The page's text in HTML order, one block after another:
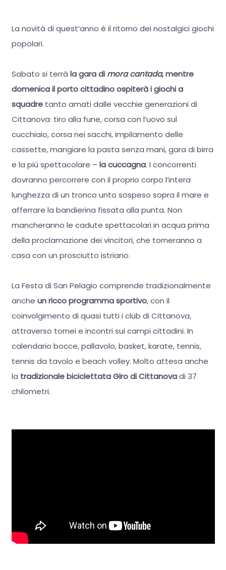
La novità di quest’anno è il ritorno dei nostalgici giochi
popolari.
Sabato si terrà la gara di mora cantada, mentre
domenica il porto cittadino ospiterà i giochi a
squadretanto amati dalle vecchie generazioni di
Cittanova: tiro alla fune, corsa con l’uovo sul
cucchiaio, corsa nei sacchi, impilamento delle
cassette, mangiare la pasta senza mani, gara di birra
e la più spettacolare – la cuccagna. I concorrenti
dovranno percorrere con il proprio corpo l’intera
lunghezza di un tronco unto sospeso sopra il mare e
afferrare la bandierina fissata alla punta. Non
mancheranno le cadute spettacolari in acqua prima
della proclamazione dei vincitori, che torneranno a
casa con un prosciutto istriano.
La Festa di San Pelagio comprende tradizionalmente
anche un ricco programma sportivo, con il
coinvolgimento di quasi tutti i club di Cittanova,
attraverso tornei e incontri sui campi cittadini. In
calendario bocce, pallavolo, basket, karate, tennis,
tennis da tavolo e beach volley. Molto attesa anche
la tradizionale biciclettata Giro di Cittanovadi 37
chilometri.